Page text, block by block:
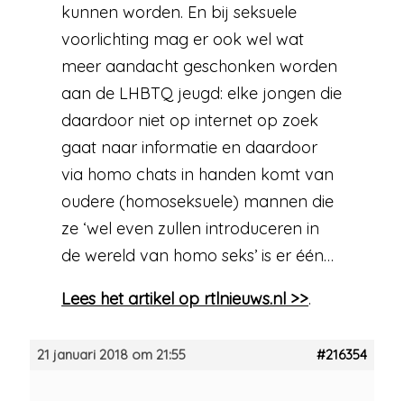
kunnen worden. En bij seksuele
voorlichting mag er ook wel wat
meer aandacht geschonken worden
aan de LHBTQ jeugd: elke jongen die
daardoor niet op internet op zoek
gaat naar informatie en daardoor
via homo chats in handen komt van
oudere (homoseksuele) mannen die
ze ‘wel even zullen introduceren in
de wereld van homo seks’ is er één…
Lees het artikel op rtlnieuws.nl >>.
21 januari 2018 om 21:55 #216354